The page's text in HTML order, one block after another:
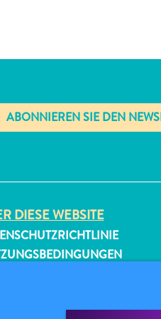
DIESE WEBSITE